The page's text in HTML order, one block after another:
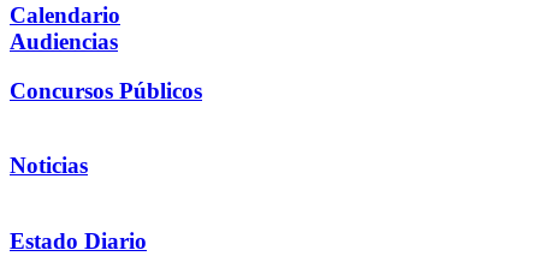
Calendario
Audiencias
Concursos Públicos
Noticias
Estado Diario